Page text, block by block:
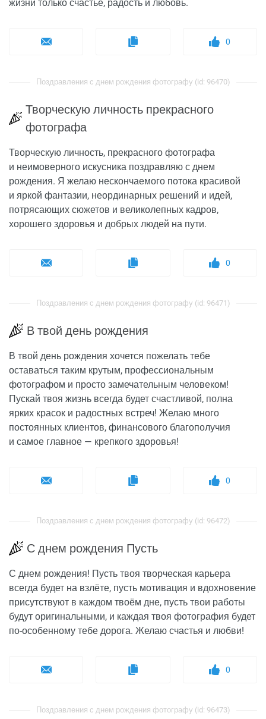
жизни только счастье, радость и любовь.
0
Поздравления с днем рождения фотографу (id: 96470)
Творческую личность прекрасного
фотографа
Творческую личность, прекрасного фотографа
и неимоверного искусника поздравляю с днем
рождения. Я желаю нескончаемого потока красивой
и яркой фантазии, неординарных решений и идей,
потрясающих сюжетов и великолепных кадров,
хорошего здоровья и добрых людей на пути.
0
Поздравления с днем рождения фотографу (id: 96471)
В твой день рождения
В твой день рождения хочется пожелать тебе
оставаться таким крутым, профессиональным
фотографом и просто замечательным человеком!
Пускай твоя жизнь всегда будет счастливой, полна
ярких красок и радостных встреч! Желаю много
постоянных клиентов, финансового благополучия
и самое главное — крепкого здоровья!
0
Поздравления с днем рождения фотографу (id: 96472)
С днем рождения Пусть
С днем рождения! Пусть твоя творческая карьера
всегда будет на взлёте, пусть мотивация и вдохновение
присутствуют в каждом твоём дне, пусть твои работы
будут оригинальными, и каждая твоя фотография будет
по-особенному тебе дорога. Желаю счастья и любви!
0
Поздравления с днем рождения фотографу (id: 96473)